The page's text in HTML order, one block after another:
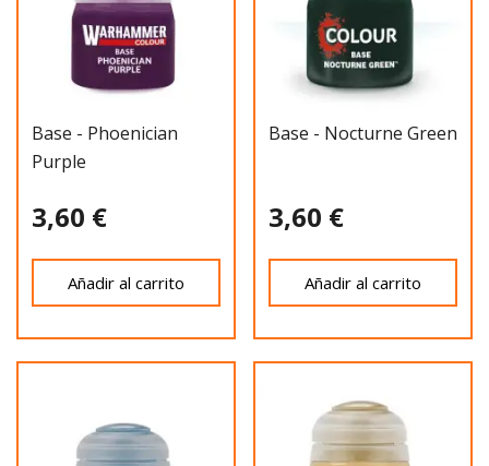
Base - Phoenician
Purple
3,60 €
Añadir al carrito
Base - Nocturne Green
3,60 €
Añadir al carrito